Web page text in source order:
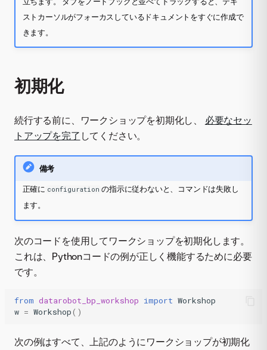
ストカーソルがフォーカスしているドキュメントをすぐに作成で
きます。
初期化
続行する前に、ワークショップを初期化し、 必要なセッ
トアップを完了 してください。
備考
正確に configuration の指示に従わないと、コマンドは失敗し
ます。
次のコードを使用してワークショップを初期化します。
これは、Pythonコードの例が正しく機能するために必要
です。
from datarobot_bp_workshop import Workshop
w = Workshop()
次の例はすべて、上記のようにワークショップが初期化